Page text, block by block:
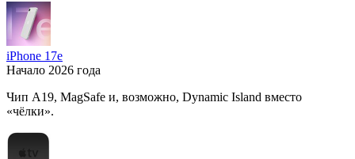
iPhone 17e
Начало 2026 года
Чип A19, MagSafe и, возможно, Dynamic Island вместо
«чёлки».